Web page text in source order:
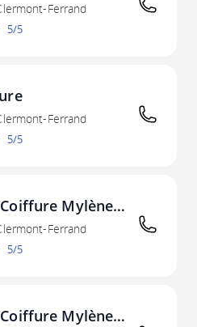
Ferrand
5/5
Ferrand
5/5
Mylène
Ferrand
5/5
Mylène